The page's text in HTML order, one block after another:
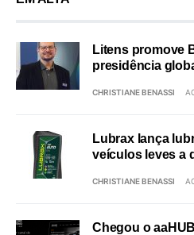
Litens promove
presidência
CHRISTIANE BENASSI
Lubrax lança
veículos leves a
CHRISTIANE BENASSI
Chegou o